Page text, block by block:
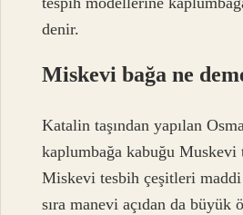
denir.
Miskevi bağa ne
Katalin taşından yapılan
kaplumbağa kabuğu Muskevi
Miskevi tesbih çeşitleri
sıra manevi açıdan da büyük